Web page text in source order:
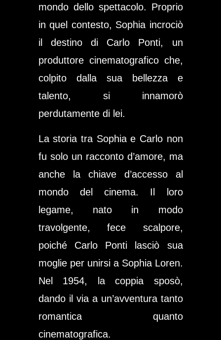
mondo dello spettacolo. Proprio
in quel contesto, Sophia incrociò
il destino di Carlo Ponti, un
produttore cinematografico che,
colpito dalla sua bellezza e
talento, si innamorò
perdutamente di lei.
La storia tra Sophia e Carlo non
fu solo un racconto d’amore, ma
anche la chiave d’accesso al
mondo del cinema. Il loro
legame, nato in modo
travolgente, fece scalpore,
poiché Carlo Ponti lasciò sua
moglie per unirsi a Sophia Loren.
Nel 1954, la coppia sposò,
dando il via a un’avventura tanto
romantica quanto
cinematografica.